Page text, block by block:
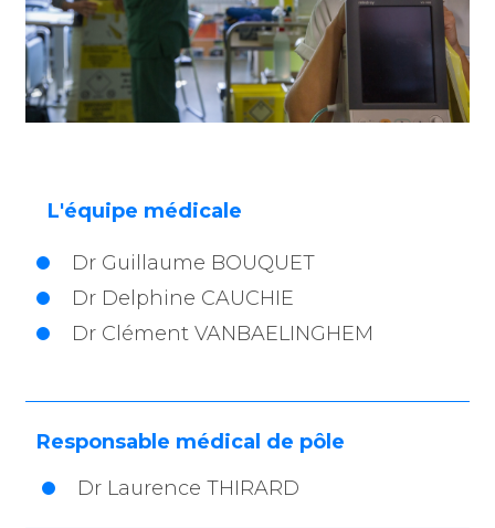
L'équipe médicale
Dr Guillaume BOUQUET
Dr Delphine CAUCHIE
Dr Clément VANBAELINGHEM
Responsable médical de pôle
Dr Laurence THIRARD